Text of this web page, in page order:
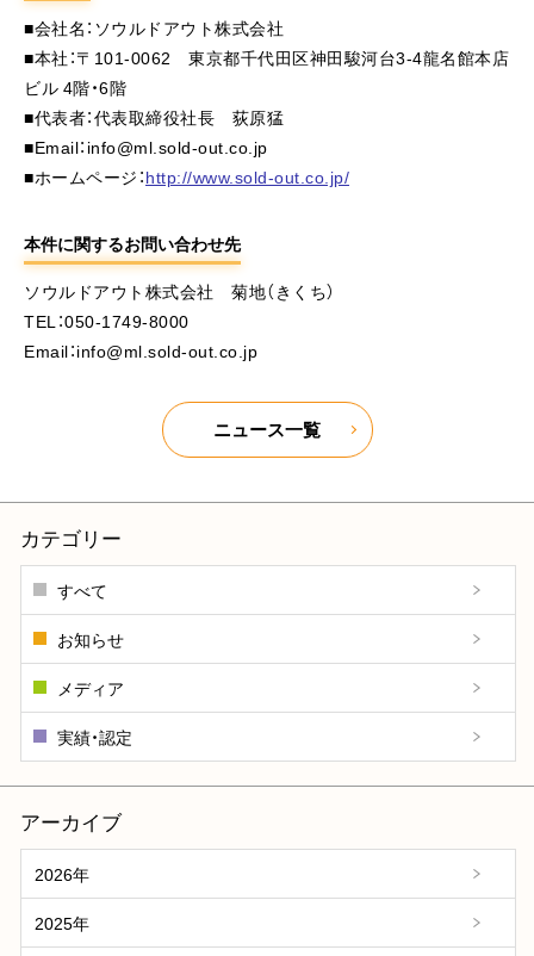
■会社名：ソウルドアウト株式会社
■本社：〒101-0062 東京都千代田区神田駿河台3-4龍名館本店
ビル 4階・6階
■代表者：代表取締役社長 荻原猛
■Email：info@ml.sold-out.co.jp
■ホームページ：http://www.sold-out.co.jp/
本件に関するお問い合わせ先
ソウルドアウト株式会社 菊地（きくち）
TEL：050-1749-8000
Email：info@ml.sold-out.co.jp
ニュース一覧
カテゴリー
すべて
お知らせ
メディア
実績・認定
アーカイブ
2026年
2025年